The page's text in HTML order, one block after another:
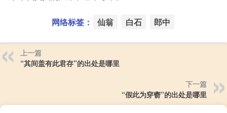
网络标签： 仙翁 白石 郎中
上一篇
“其间盖有此君存”的出处是哪里
下一篇
“假此为穿窬”的出处是哪里